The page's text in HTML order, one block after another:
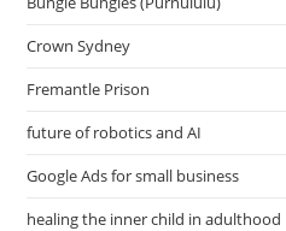
Crown Sydney
Fremantle Prison
future of robotics and AI
Google Ads for small business
healing the inner child in adulthood